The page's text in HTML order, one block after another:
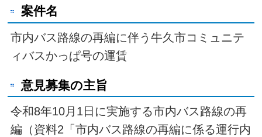
案件名
市内バス路線の再編に伴う牛久市コミュニテ
ィバスかっぱ号の運賃
意見募集の主旨
令和8年10月1日に実施する市内バス路線の再
編（資料2「市内バス路線の再編に係る運行内